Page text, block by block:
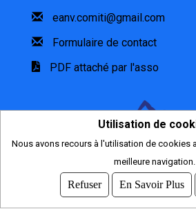
eanv.comiti@gmail.com
Formulaire de contact
PDF attaché par l'asso
2026
© COMITI -CGVU
OPTIMISÉ POUR CHROME ET
Utilisation de
Nous avons recours à l'utilisation de cookies
meilleure navigation.
Refuser En Savoir Plus